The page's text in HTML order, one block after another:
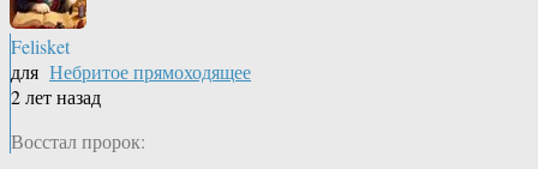
Felisket
для Небритое прямоходящее
2 лет назад
Восстал пророк: